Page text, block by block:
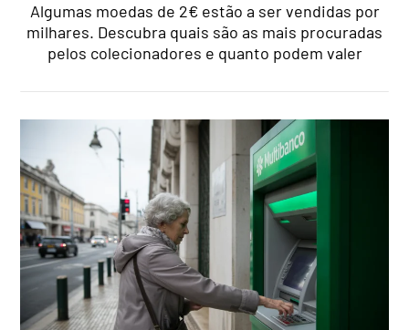
Algumas moedas de 2€ estão a ser vendidas por
milhares. Descubra quais são as mais procuradas
pelos colecionadores e quanto podem valer